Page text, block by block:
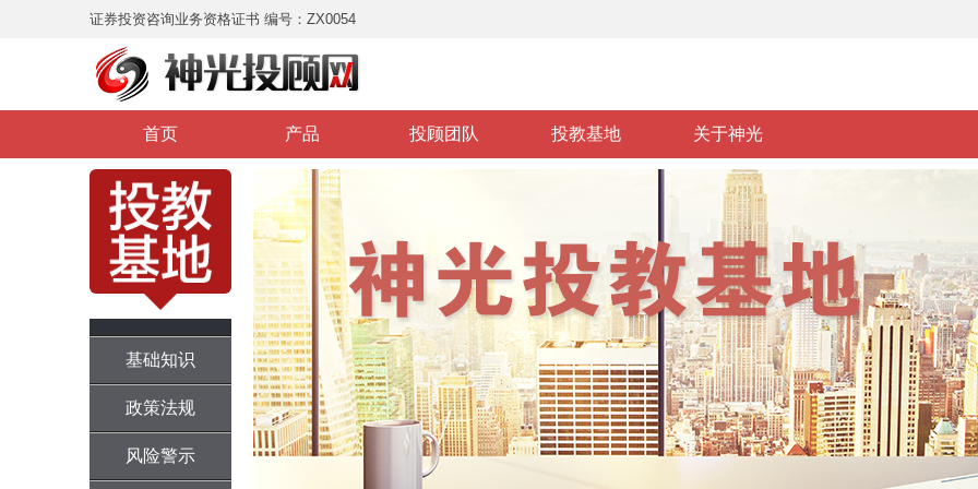
证券投资咨询业务资格证书 编号：ZX0054
首页 产品 投顾团队
投教基地
基础知识
政策法规
风险警示
投资维权
投教视频
投教活动
关于神光
基础知识
政策法规
风险警示